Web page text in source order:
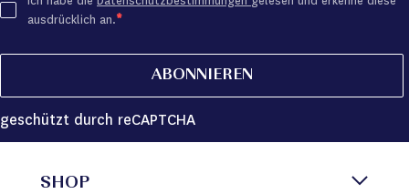
ausdrücklich an.
ABONNIEREN
geschützt durch reCAPTCHA
SHOP